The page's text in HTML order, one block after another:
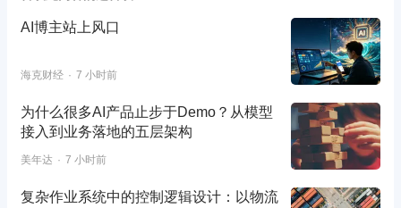
AI博主站上风口
海克财经 7 小时前
为什么很多AI产品止步于Demo？从模型
接入到业务落地的五层架构
美年达 7 小时前
复杂作业系统中的控制逻辑设计：以物流